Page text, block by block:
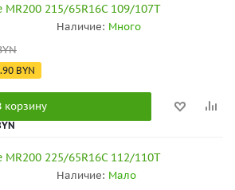
215/65R16C 109/107T
Наличие: Много
BYN
корзину
225/65R16C 112/110T
Наличие: Мало